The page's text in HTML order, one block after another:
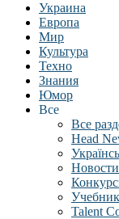
Украина
Европа
Мир
Культура
Техно
Знания
Юмор
Все
Все
Head
Talent